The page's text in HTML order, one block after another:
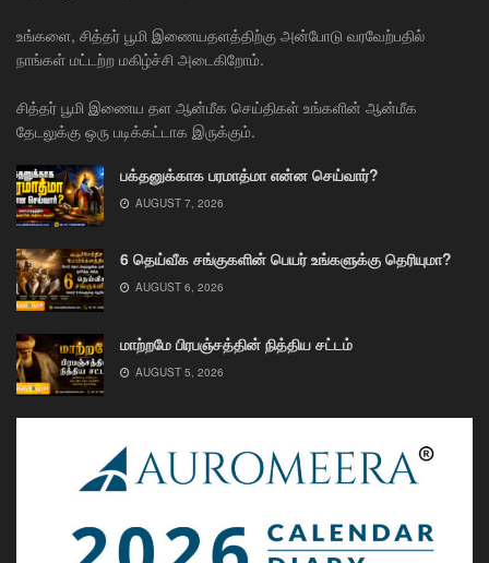
உங்களை, சித்தர் பூமி இணையதளத்திற்கு அன்போடு வரவேற்பதில்
நாங்கள் மட்டற்ற மகிழ்ச்சி அடைகிறோம்.
சித்தர் பூமி இணைய தள ஆன்மீக செய்திகள் உங்களின் ஆன்மீக
தேடலுக்கு ஒரு படிக்கட்டாக இருக்கும்.
பக்தனுக்காக பரமாத்மா என்ன செய்வார்?
AUGUST 7, 2026
6 தெய்வீக சங்குகளின் பெயர் உங்களுக்கு தெரியுமா?
AUGUST 6, 2026
மாற்றமே பிரபஞ்சத்தின் நித்திய சட்டம்
AUGUST 5, 2026